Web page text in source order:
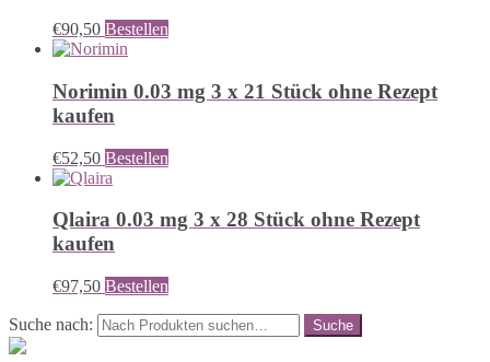
€90,50 Bestellen
Norimin 0.03 mg 3 x 21 Stück ohne Rezept
kaufen
€52,50 Bestellen
Qlaira 0.03 mg 3 x 28 Stück ohne Rezept
kaufen
€97,50 Bestellen
Suche nach: